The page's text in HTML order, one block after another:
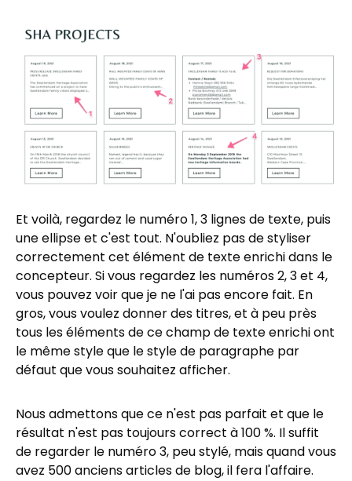
Et voilà, regardez le numéro 1, 3 lignes de texte, puis
une ellipse et c'est tout. N'oubliez pas de styliser
correctement cet élément de texte enrichi dans le
concepteur. Si vous regardez les numéros 2, 3 et 4,
vous pouvez voir que je ne l'ai pas encore fait. En
gros, vous voulez donner des titres, et à peu près
tous les éléments de ce champ de texte enrichi ont
le même style que le style de paragraphe par
défaut que vous souhaitez afficher.
Nous admettons que ce n'est pas parfait et que le
résultat n'est pas toujours correct à 100 %. Il suffit
de regarder le numéro 3, peu stylé, mais quand vous
avez 500 anciens articles de blog, il fera l'affaire.